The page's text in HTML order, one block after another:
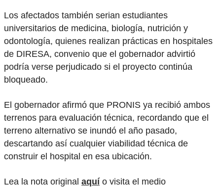
Los afectados también serian estudiantes
universitarios de medicina, biología, nutrición y
odontología, quienes realizan prácticas en hospitales
de DIRESA, convenio que el gobernador advirtió
podría verse perjudicado si el proyecto continúa
bloqueado.
El gobernador afirmó que PRONIS ya recibió ambos
terrenos para evaluación técnica, recordando que el
terreno alternativo se inundó el año pasado,
descartando así cualquier viabilidad técnica de
construir el hospital en esa ubicación.
Lea la nota original aquío visita el medio